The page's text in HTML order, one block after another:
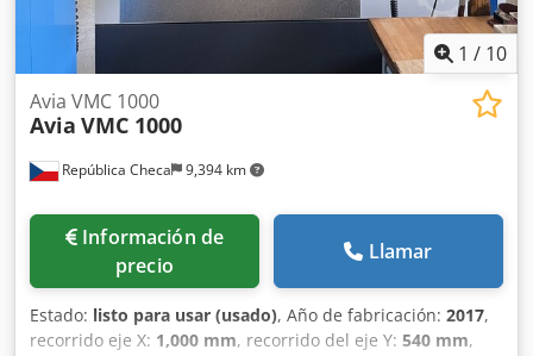
1 / 10
República Checa 9,394 km
Avia VMC 1000
Avia VMC 1000
Información de
precio
Llamar
Estado: listo para usar (usado), Año de fabricación: 2017,
recorrido eje X: 1,000 mm, recorrido del eje Y: 540 mm,